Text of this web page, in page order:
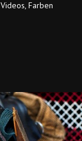
Farben